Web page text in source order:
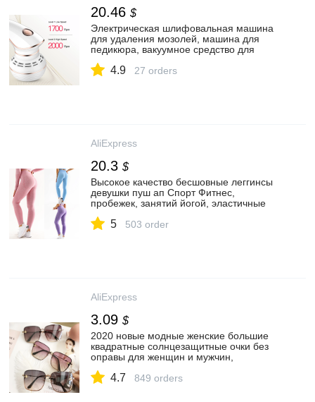
20.46 $
Электрическая шлифовальная машина
для удаления мозолей, машина для
педикюра, вакуумное средство для
средство для ухода за ногами
4.9 27 orders
AliExpress
20.3 $
Высокое качество бесшовные леггинсы
девушки пуш ап Спорт Фитнес,
пробежек, занятий йогой, эластичные
талией с большой попой леггинсы
5 503 order
AliExpress
3.09 $
2020 новые модные женские большие
квадратные солнцезащитные очки без
оправы для женщин и мужчин,
солнцезащитные очки для женщин,
4.7 849 orders